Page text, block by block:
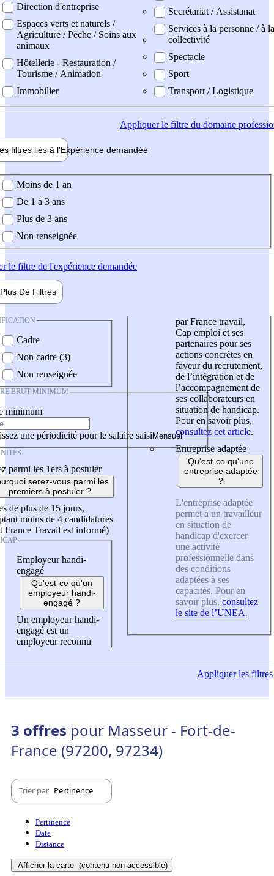
Direction d'entreprise
Espaces verts et naturels /
Agriculture / Pêche / Soins aux
animaux
Hôtellerie - Restauration /
Tourisme / Animation
Immobilier
Secrétariat / Assistanat
Services à la personne / à la
collectivité
Spectacle
Sport
Transport / Logistique
Appliquerle filtre du domaine
filtres liés à l'Expérience demandée
demandée
Moins de 1 an
De 1 à 3 ans
Plus de 3 ans
Non renseignée
le filtre de l'expérience demandée
Plus De Filtres
Cadre
Non cadre (3)
Non renseignée
BRUT MINIMUM
minimum
une périodicité pour le salaire saisi
parmi les 1ers à postuler
serez-vous parmi les
premiers à postuler ?
de plus de 15 jours,
moins de 4 candidatures
France Travail est informé)
Employeur handi-
engagé
Qu'est-ce qu'un
employeur handi-
engagé ?
Un employeur handi-
engagé est un
employeur reconnu
par France travail,
Cap emploi et ses
partenaires pour ses
actions concrètes en
faveur du recrutement,
de l’intégration et de
l’accompagnement de
ses collaborateurs en
situation de handicap.
Pour en savoir plus,
consultez cet article.
Entreprise adaptée
Qu'est-ce qu'une
entreprise adaptée
?
L'entreprise adaptée
permet à un travailleur
en situation de
handicap d'exercer
une activité
professionnelle dans
des conditions
adaptées à ses
capacités. Pour en
savoir plus, consultez
le site de l’UNEA.
Appliquerles filtres
3 offres pour Masseur - Fort-de-
France (97200, 97234)
Trier par Pertinence
Pertinence
Date
Distance
Afficher la carte (contenu non-accessible)